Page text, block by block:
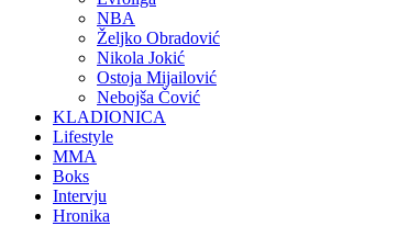
NBA
Željko Obradović
Nikola Jokić
Ostoja Mijailović
Nebojša Čović
KLADIONICA
Lifestyle
MMA
Boks
Intervju
Hronika